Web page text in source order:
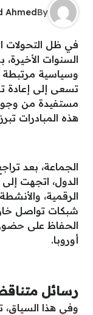
By
Ahmed
في ظل التحولات
السنوات
وسياسية مرتبطة
تسعى إلى إعادة
مستفيدة من
هذه المبادرات
الجماعة، بعد
الدول، اتجهت
الرقمية،
شبكات تواصل
الحفاظ على
أوروبا.
رسائل
وفي هذا